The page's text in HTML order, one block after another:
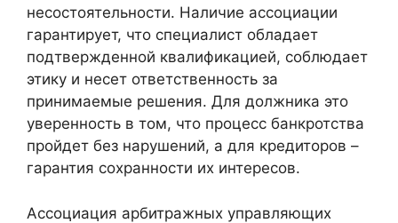
несостоятельности. Наличие ассоциации
гарантирует, что специалист обладает
подтвержденной квалификацией, соблюдает
этику и несет ответственность за
принимаемые решения. Для должника это
уверенность в том, что процесс банкротства
пройдет без нарушений, а для кредиторов –
гарантия сохранности их интересов.
Ассоциация арбитражных управляющих